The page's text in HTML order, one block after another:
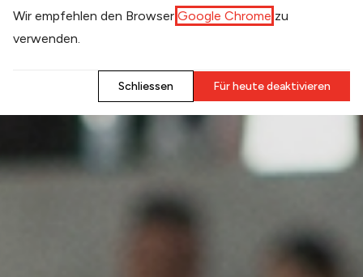
​Wir empfehlen den Browser Google Chrome zu
verwenden.
​Schliessen ​Für heute deaktivieren